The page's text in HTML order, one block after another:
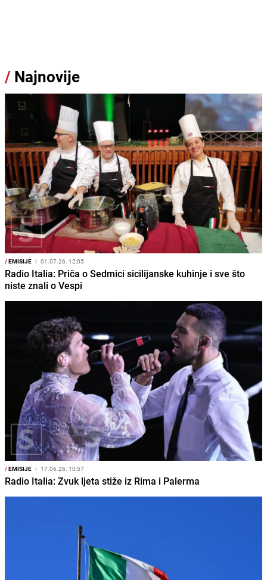
/ Najnovije
/EMISIJE I 01.07.26. 12:05
Radio Italia: Priča o Sedmici sicilijanske kuhinje i sve što
niste znali o Vespi
/EMISIJE I 17.06.26. 10:57
Radio Italia: Zvuk ljeta stiže iz Rima i Palerma